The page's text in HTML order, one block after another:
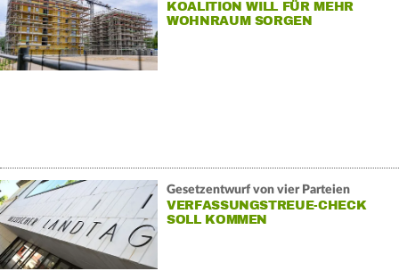
KOALITION WILL FÜR MEHR
WOHNRAUM SORGEN
Gesetzentwurf von vier Parteien
VERFASSUNGSTREUE-CHECK
SOLL KOMMEN